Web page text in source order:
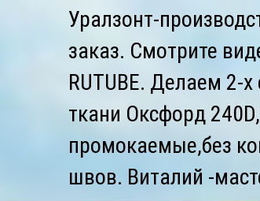
Уралзонт-
заказ. Смотрите
RUTUBE. Делаем 2-
ткани Оксфорд
промокаемые,без
швов. Виталий -